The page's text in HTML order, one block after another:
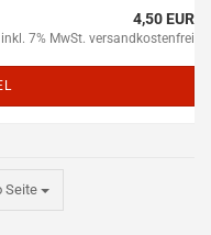
4,50 EUR
inkl. 7% MwSt. versandkostenfrei
Seite